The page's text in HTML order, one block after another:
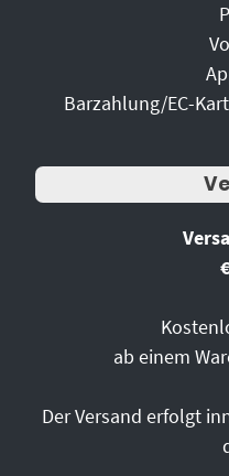
Barzahlung/EC-
ab einem
Der Versand erfolgt